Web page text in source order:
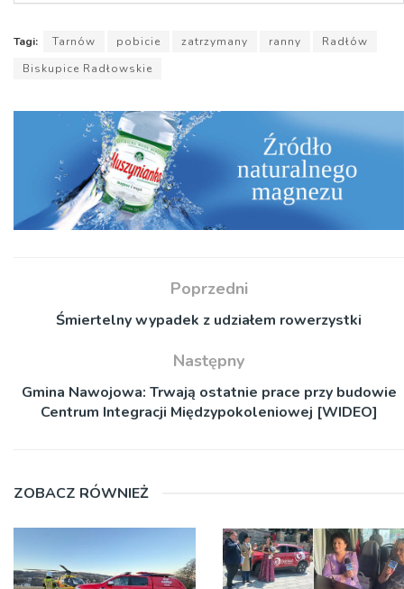
Tagi: Tarnów pobicie zatrzymany ranny
Radłów
Biskupice Radłowskie
Poprzedni
Śmiertelny wypadek z udziałem rowerzystki
Następny
Gmina Nawojowa: Trwają ostatnie prace przy budowie
Centrum Integracji Międzypokoleniowej [WIDEO]
ZOBACZ RÓWNIEŻ